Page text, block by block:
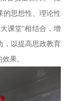
的思想性、理论性
课堂”相结合，增
，以提高思政教育
果。